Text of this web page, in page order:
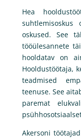
Hea
oskused. See
tööülesannete
hooldatav on
Hooldustöötaja,
teadmised
teenuse. See
paremat
Akersoni